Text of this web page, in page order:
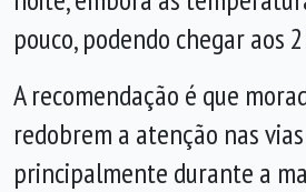
pouco, podendo chegar aos
A recomendação é que
redobrem a atenção nas
principalmente durante a